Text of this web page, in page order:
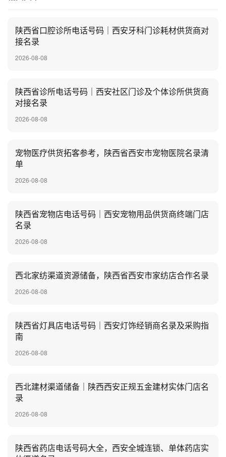
陕西省口腔诊所电话号码｜西安牙科门诊耗材供货商对
接名录
2026-08-08
陕西省诊所电话号码｜西安社区门诊及个体诊所供货商
对接名录
2026-08-08
宠物医疗供货拓客参考，陕西省西安市宠物医院名录清
单
2026-08-08
陕西省宠物店电话号码｜西安宠物用品供货商终端门店
名录
2026-08-08
西北家纺渠道资源储备，陕西省西安市家纺店合作名录
2026-08-08
陕西省灯具店电话号码｜西安灯饰经销商名录及采购指
南
2026-08-08
西北建材渠道储备｜陕西西安正规五金建材实体门店名
录
2026-08-08
陕西省药店电话号码大全，西安全城连锁、单体药店实